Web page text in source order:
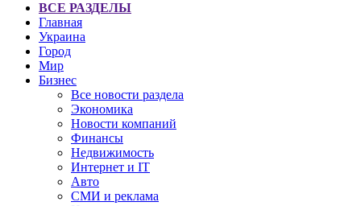
ВСЕ РАЗДЕЛЫ
Главная
Украина
Город
Мир
Бизнес
Все новости раздела
Экономика
Новости компаний
Финансы
Недвижимость
Интернет и IT
Авто
СМИ и реклама